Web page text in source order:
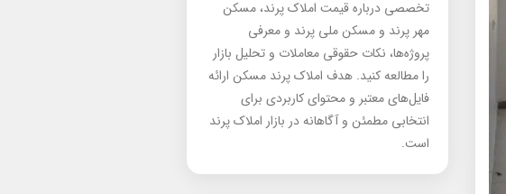
تخصصی درباره قیمت املاک پرند، مسکن
مهر پرند و مسکن ملی پرند و معرفی
پروژه‌ها، نکات حقوقی معاملات و تحلیل بازار
را مطالعه کنید. هدف املاک پرند مسکن ارائه
فایل‌های معتبر و محتوای کاربردی برای
انتخابی مطمئن و آگاهانه در بازار املاک پرند
است.